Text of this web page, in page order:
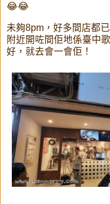
😂😂
未夠8pm，好多間店都
附近開咗間佢地係臺中
好，就去會一會佢！